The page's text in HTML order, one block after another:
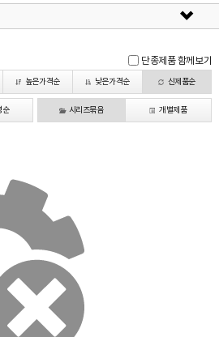
단종제품 함께보기
높은가격순 낮은가격순 신제품순
순 시리즈묶음 개별제품